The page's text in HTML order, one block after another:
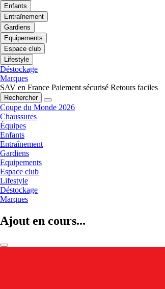
Enfants
Entraînement
Gardiens
Equipements
Espace club
Lifestyle
Déstockage
Marques
SAV en France Paiement sécurisé Retours faciles
Rechercher
Coupe du Monde 2026
Chaussures
Équipes
Enfants
Entraînement
Gardiens
Equipements
Espace club
Lifestyle
Déstockage
Marques
Ajout en cours...